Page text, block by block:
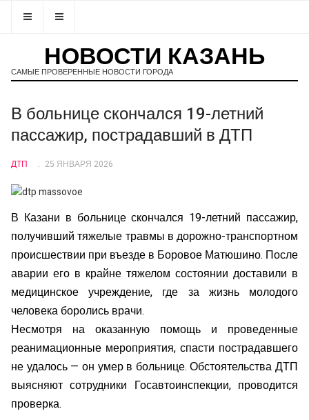
НОВОСТИ КАЗАНЬ
САМЫЕ ПРОВЕРЕННЫЕ НОВОСТИ ГОРОДА
В больнице скончался 19-летний
пассажир, пострадавший в ДТП
ДТП 25 ЯНВАРЯ 2026
В Казани в больнице скончался 19-летний пассажир,
получивший тяжелые травмы в дорожно-транспортном
происшествии при въезде в Боровое Матюшино. После
аварии его в крайне тяжелом состоянии доставили в
медицинское учреждение, где за жизнь молодого
человека боролись врачи.
Несмотря на оказанную помощь и проведенные
реанимационные мероприятия, спасти пострадавшего
не удалось — он умер в больнице. Обстоятельства ДТП
выясняют сотрудники Госавтоинспекции, проводится
проверка.